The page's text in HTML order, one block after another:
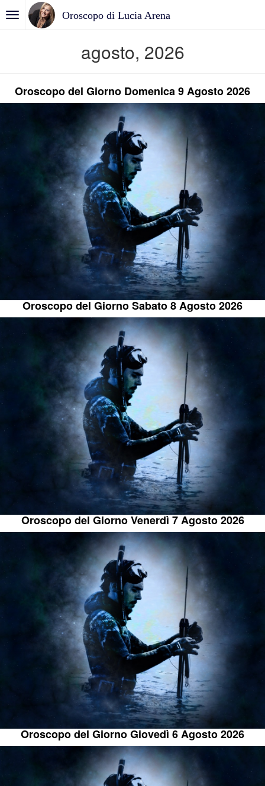
Oroscopo di Lucia Arena
agosto, 2026
Oroscopo del Giorno Domenica 9 Agosto 2026
Oroscopo del Giorno Sabato 8 Agosto 2026
Oroscopo del Giorno Venerdì 7 Agosto 2026
Oroscopo del Giorno Giovedì 6 Agosto 2026